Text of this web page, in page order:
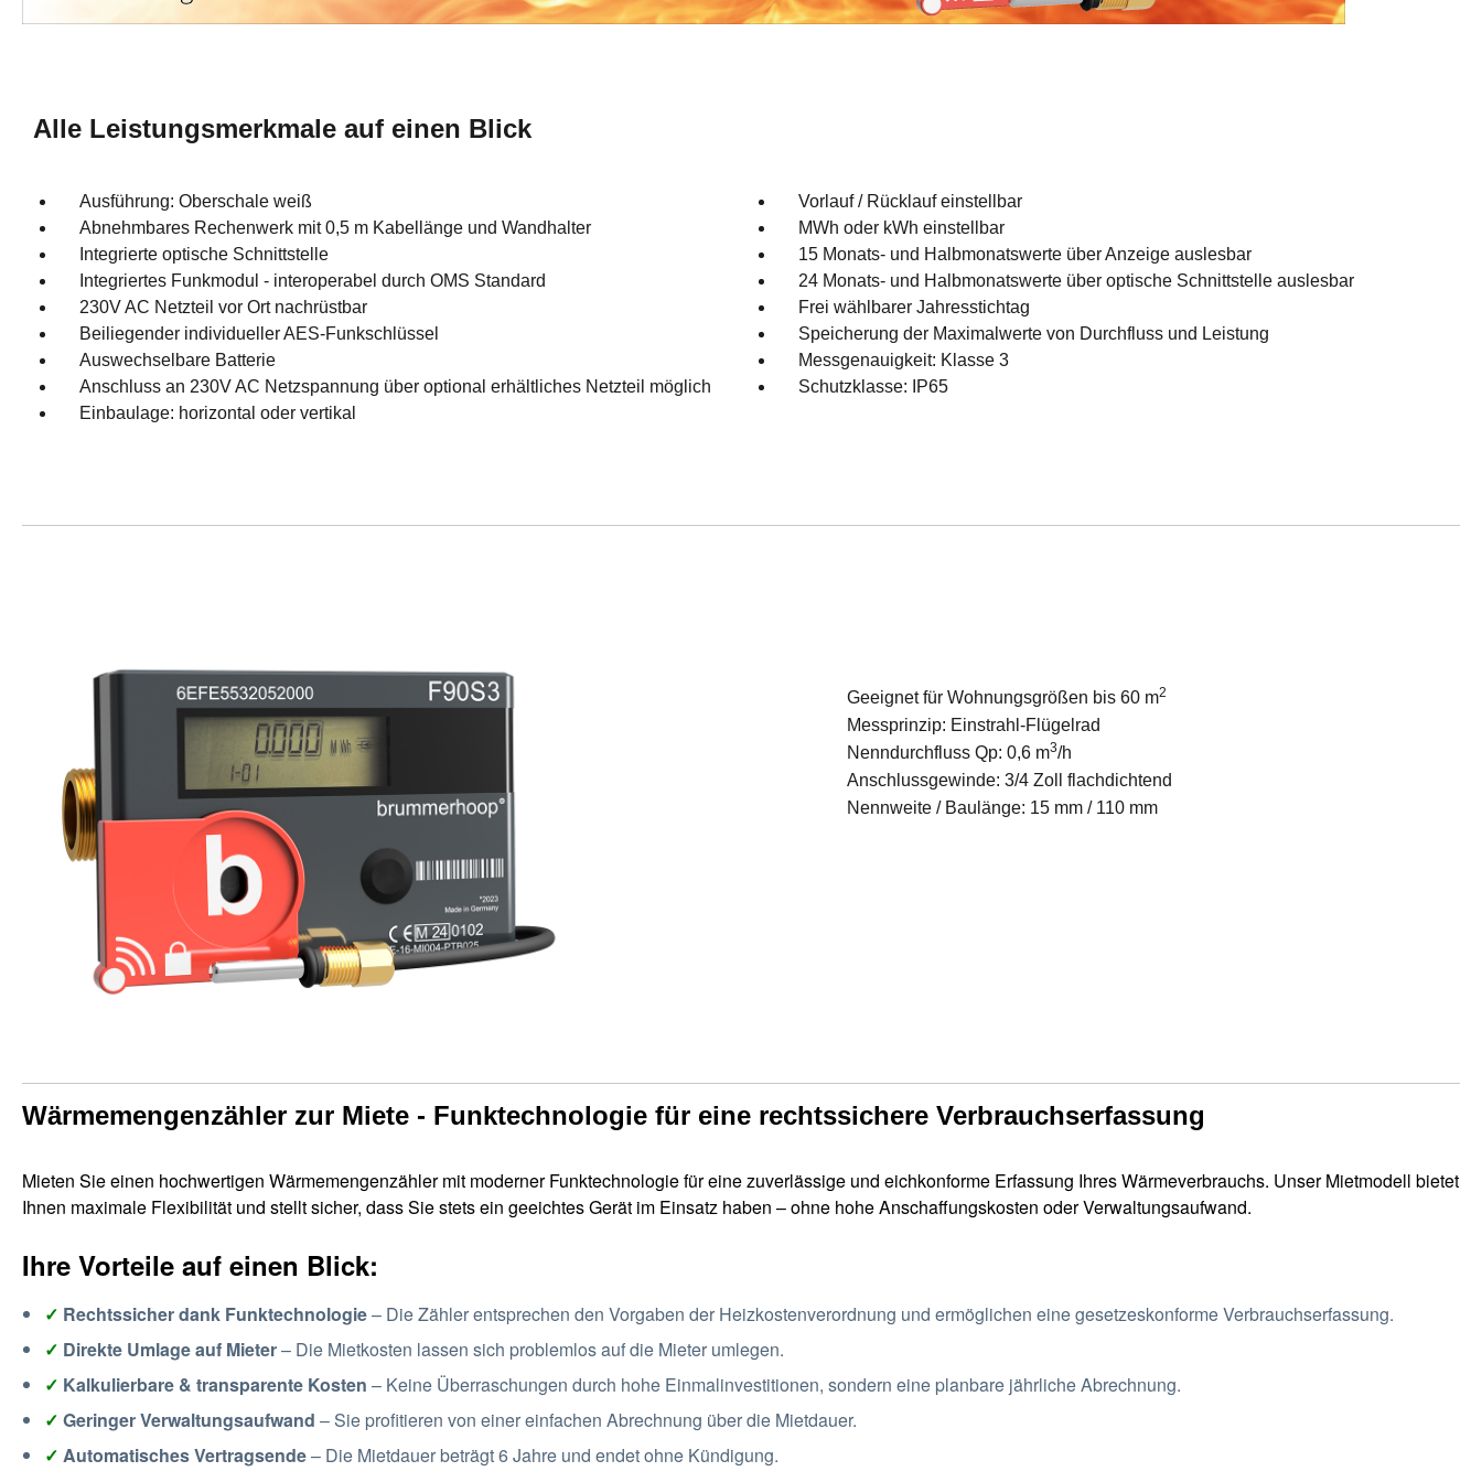
Alle Leistungsmerkmale auf einen Blick
Ausführung: Oberschale weiß
Abnehmbares Rechenwerk mit 0,5 m Kabellänge und Wandhalter
Integrierte optische Schnittstelle
Integriertes Funkmodul - interoperabel durch OMS Standard
230V AC Netzteil vor Ort nachrüstbar
Beiliegender individueller AES-Funkschlüssel
Auswechselbare Batterie
Anschluss an 230V AC Netzspannung über optional erhältliches Netzteil möglich
Einbaulage: horizontal oder vertikal
Vorlauf / Rücklauf einstellbar
MWh oder kWh einstellbar
15 Monats- und Halbmonatswerte über Anzeige auslesbar
24 Monats- und Halbmonatswerte über optische Schnittstelle auslesbar
Frei wählbarer Jahresstichtag
Speicherung der Maximalwerte von Durchfluss und Leistung
Messgenauigkeit: Klasse 3
Schutzklasse: IP65
Geeignet für Wohnungsgrößen bis 60 m2
Messprinzip: Einstrahl-Flügelrad
Nenndurchfluss Qp: 0,6 m3/h
Anschlussgewinde: 3/4 Zoll flachdichtend
Nennweite / Baulänge: 15 mm / 110 mm
Wärmemengenzähler zur Miete - Funktechnologie für eine rechtssichere Verbrauchserfassung
Mieten Sie einen hochwertigen Wärmemengenzähler mit moderner Funktechnologie für eine zuverlässige und eichkonforme Erfassung Ihres Wärmeverbrauchs. Unser Mietmodell bietet
Ihnen maximale Flexibilität und stellt sicher, dass Sie stets ein geeichtes Gerät im Einsatz haben – ohne hohe Anschaffungskosten oder Verwaltungsaufwand.
Ihre Vorteile auf einen Blick:
✓ Rechtssicher dank Funktechnologie– Die Zähler entsprechen den Vorgaben der Heizkostenverordnung und ermöglichen eine gesetzeskonforme Verbrauchserfassung.
✓ Direkte Umlage auf Mieter– Die Mietkosten lassen sich problemlos auf die Mieter umlegen.
✓ Kalkulierbare & transparente Kosten – Keine Überraschungen durch hohe Einmalinvestitionen, sondern eine planbare jährliche Abrechnung.
✓ Geringer Verwaltungsaufwand – Sie profitieren von einer einfachen Abrechnung über die Mietdauer.
✓ Automatisches Vertragsende– Die Mietdauer beträgt 6 Jahre und endet ohne Kündigung.